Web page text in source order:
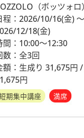
（ボッツォロ）
程：2026/10/16(金)～
12/18(金)
間：10:00～12:30
数：全3回
額：生成り 31,675円
円
期集中講座 満席